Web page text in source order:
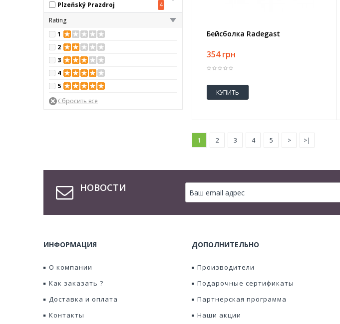
Plzeňský Prazdroj
4
Rating
1
2
3
4
5
Бейсболка Radegast
354 грн
КУПИТЬ
1 2 3 4 5 > >|
НОВОСТИ
ИНФОРМАЦИЯ
О компании
Как заказать ?
Доставка и оплата
Контакты
ДОПОЛНИТЕЛЬНО
Производители
Подарочные сертификаты
Партнерская программа
Наши акции